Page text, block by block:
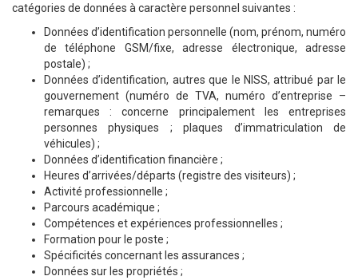
catégories de données à caractère personnel suivantes :
Données d’identification personnelle (nom, prénom, numéro
de téléphone GSM/fixe, adresse électronique, adresse
postale) ;
Données d’identification, autres que le NISS, attribué par le
gouvernement (numéro de TVA, numéro d’entreprise –
remarques : concerne principalement les entreprises
personnes physiques ; plaques d’immatriculation de
véhicules) ;
Données d’identification financière ;
Heures d’arrivées/départs (registre des visiteurs) ;
Activité professionnelle ;
Parcours académique ;
Compétences et expériences professionnelles ;
Formation pour le poste ;
Spécificités concernant les assurances ;
Données sur les propriétés ;